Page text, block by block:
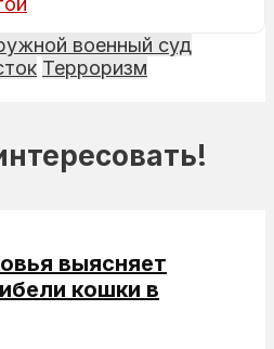
военный суд
Терроризм
выясняет
кошки в